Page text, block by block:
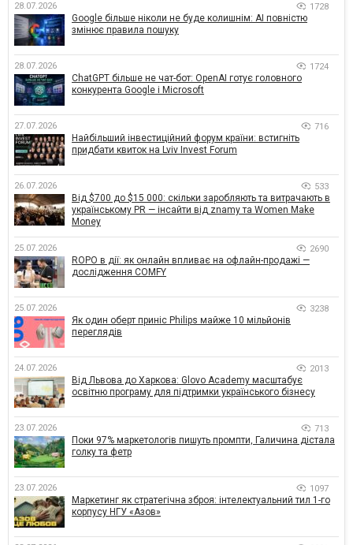
28.07.2026 1728
Google більше ніколи не буде колишнім: AI повністю
змінює правила пошуку
28.07.2026 1724
ChatGPT більше не чат-бот: OpenAI готує головного
конкурента Google і Microsoft
27.07.2026 716
Найбільший інвестиційний форум країни: встигніть
придбати квиток на Lviv Invest Forum
26.07.2026 533
Від $700 до $15 000: скільки заробляють та витрачають в
українському PR — інсайти від znamy та Women Make
Money
25.07.2026 2690
ROPO в дії: як онлайн впливає на офлайн-продажі —
дослідження COMFY
25.07.2026 3238
Як один оберт приніс Philips майже 10 мільйонів
переглядів
24.07.2026 2013
Від Львова до Харкова: Glovo Academy масштабує
освітню програму для підтримки українського бізнесу
23.07.2026 713
Поки 97% маркетологів пишуть промпти, Галичина дістала
голку та фетр
23.07.2026 1097
Маркетинг як стратегічна зброя: інтелектуальний тил 1-го
корпусу НГУ «Азов»